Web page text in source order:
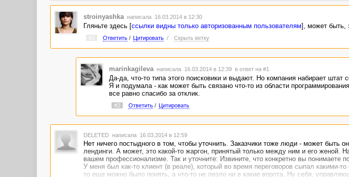
stroinyashka написала 16.03.2014 в 12:30
Гляньте здесь [ссылки видны только авторизованным пользователям], может быть,
Ответить/ Цитировать / Скрыть ветку
marinkagileva написала 16.03.2014 в 12:39 в ответ на #1
Да-да, что-то типа этого поисковики и выдают. Но компания набирает штат
Я и подумала - как может быть связано что-то из области
все равно спасибо за отклик.
#2 Ответить/ Цитировать
DELETED написала 16.03.2014 в 12:59
Нет ничего постыдного в том, чтобы уточнить. Заказчики тоже люди - может быть
лендинги. А может, это какой-то жаргон, принятый только между ним и его женой.
вашем профессионализме. Так и уточните: Извините, что конкретно вы понимаете
У меня был как-то клиент (в реале), который во время переговоров сыпал какими-
то еще можно было понять, а что-то не лезло ни в какие ворота. Ну себя,